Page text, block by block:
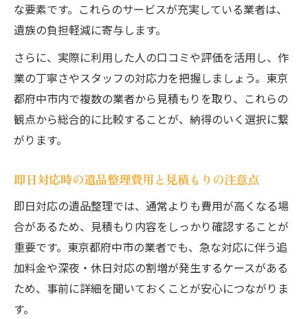
な要素です。これらのサービスが充実している業者は、
遺族の負担軽減に寄与します。
さらに、実際に利用した人の口コミや評価を活用し、作
業の丁寧さやスタッフの対応力を把握しましょう。東京
都府中市内で複数の業者から見積もりを取り、これらの
観点から総合的に比較することが、納得のいく選択に繋
がります。
即日対応時の遺品整理費用と見積もりの注意点
即日対応の遺品整理では、通常よりも費用が高くなる場
合があるため、見積もり内容をしっかり確認することが
重要です。東京都府中市の業者でも、急な対応に伴う追
加料金や深夜・休日対応の割増が発生するケースがある
ため、事前に詳細を聞いておくことが安心につながりま
す。